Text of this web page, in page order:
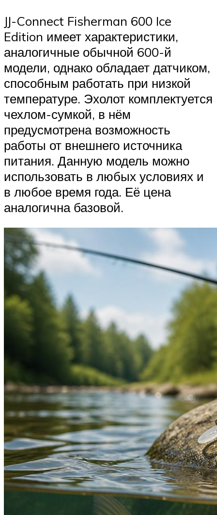
JJ-Connect Fisherman 600 Ice
Edition имеет характеристики,
аналогичные обычной 600-й
модели, однако обладает датчиком,
способным работать при низкой
температуре. Эхолот комплектуется
чехлом-сумкой, в нём
предусмотрена возможность
работы от внешнего источника
питания. Данную модель можно
использовать в любых условиях и
в любое время года. Её цена
аналогична базовой.